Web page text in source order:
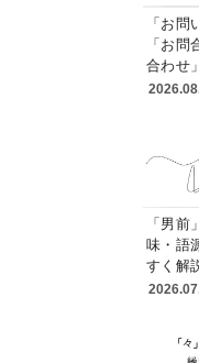
「お問
「お問
合わせ
しい？
「男前
味・語
すく解